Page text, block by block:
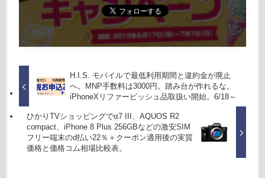
H.I.S. モバイルで最低利用期間と違約金が廃止
へ。MNP手数料は3000円。踏み台が作れるな。
iPhoneXリファービッシュ品取扱い開始。6/18～
ひかりTVショッピングでα7 III、AQUOS R2
compact、iPhone 8 Plus 256GBなどの激安SIM
フリー端末のd払い22％＋クーポン適用後の実質
価格と価格コム相場比較表。